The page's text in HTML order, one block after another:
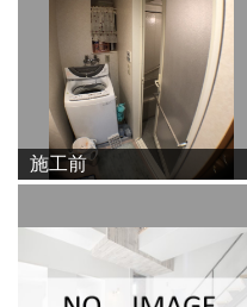
施工前